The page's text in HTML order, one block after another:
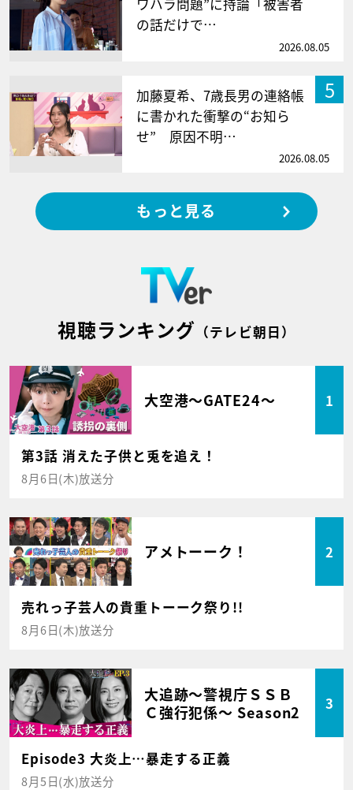
ワハラ問題”に持論「被害者
の話だけで…
2026.08.05
5
加藤夏希、7歳長男の連絡帳
に書かれた衝撃の“お知ら
せ” 原因不明…
2026.08.05
もっと見る
視聴ランキング （テレビ朝日）
大空港～GATE24～ 1
第3話 消えた子供と兎を追え！
8月6日(木)放送分
アメトーーク！ 2
売れっ子芸人の貴重トーーク祭り!!
8月6日(木)放送分
大追跡～警視庁ＳＳＢ
Ｃ強行犯係～ Season2
3
Episode3 大炎上…暴走する正義
8月5日(水)放送分